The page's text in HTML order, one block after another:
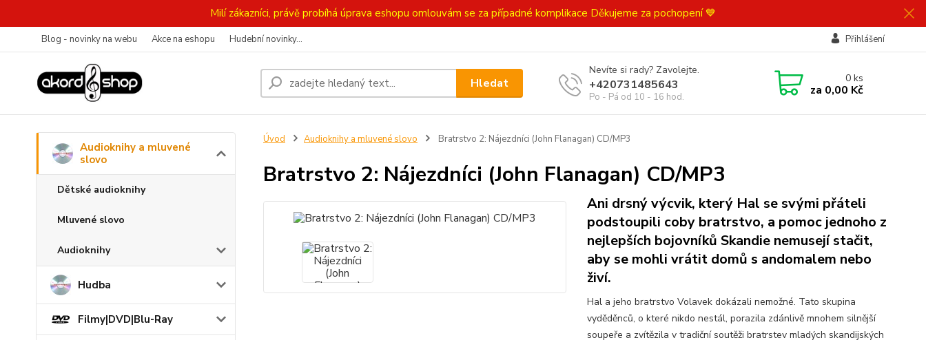
Milí zákazníci, právě probíhá úprava eshopu omlouvám se za případné komplikace Děkujeme za pochopení 💙
Blog - novinky na webu Akce na eshopu Hudební novinky... Přihlášení
Hledat
Nevíte si rady? Zavolejte.
+420731485643
Po - Pá od 10 - 16 hod.
0ks
za 0,00 Kč
Audioknihy a mluvené
slovo
Dětské audioknihy
Mluvené slovo
Audioknihy
Hudba
Filmy|DVD|Blu-Ray
Úvod Audioknihy a mluvené slovo Bratrstvo 2: Nájezdníci (John Flanagan) CD/MP3
Bratrstvo 2: Nájezdníci (John Flanagan) CD/MP3
Ani drsný výcvik, který Hal se svými přáteli
podstoupili coby bratrstvo, a pomoc jednoho z
nejlepších bojovníků Skandie nemusejí stačit,
aby se mohli vrátit domů s andomalem nebo
živí.
Hal a jeho bratrstvo Volavek dokázali nemožné. Tato skupina
vyděděnců, o které nikdo nestál, porazila zdánlivě mnohem silnější
soupeře a zvítězila v tradiční soutěži bratrstev mladých skandijských